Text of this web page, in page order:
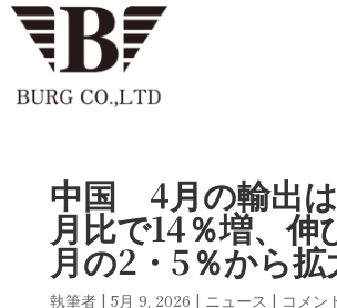
中国 4月の輸出
月比で14％増、伸
月の2・5％から拡
執筆者 | 5月 9, 2026 | ニュース | コメン